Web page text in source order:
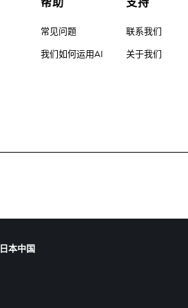
常见问题
我们如何运用AI
联系我们
关于我们
日本中国